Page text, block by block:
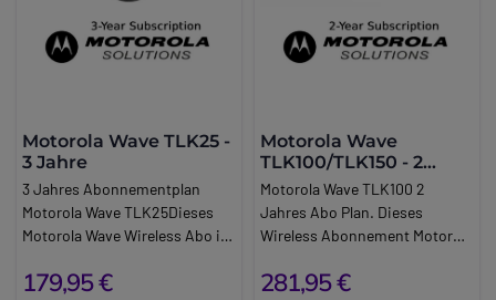
Motorola Wave TLK25 -
3 Jahre
3 Jahres Abonnementplan
Motorola Wave TLK25Dieses
Motorola Wave Wireless Abo ist
TLK25 Walkie Talkie entwickelt
179,95 €
Motorola Wave
TLK100/TLK150 - 2
Jahre
Motorola Wave TLK100 2
Jahres Abo Plan. Dieses
Wireless Abonnement Motorola
Walkie Talkie Motorola TLK100
281,95 €